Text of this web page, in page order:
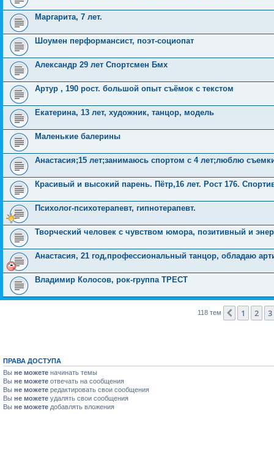
Маргарита, 7 лет.
Шоумен перформансист, поэт-социопат
Александр 29 лет Спортсмен Бмх
Артур , 190 рост. большой опыт съёмок с текстом
Екатерина, 13 лет, художник, танцор, модель
Маленькие балерины
Анастасия;15 лет;занимаюсь спортом с 4 лет;люблю
Красивый и высокий парень. Пётр,16 лет. Рост 176.
Психолог-психотерапевт, гипнотерапевт.
Творческий человек с чувством юмора, позитивный и
Анастасия, 21 год,профессиональный танцор, обладаю
Владимир Колосов, рок-группа ТРЕСТ
118 тем Пред.
1 2 3
ПРАВА ДОСТУПА
Вы не можете начинать темы
Вы не можете отвечать на сообщения
Вы не можете редактировать свои сообщения
Вы не можете удалять свои сообщения
Вы не можете добавлять вложения